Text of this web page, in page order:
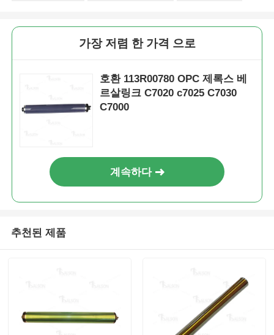
가장 저렴 한 가격 으로
호환 113R00780 OPC 제록스 베
르살링크 C7020 c7025 C7030
C7000
계속하다
추천된 제품